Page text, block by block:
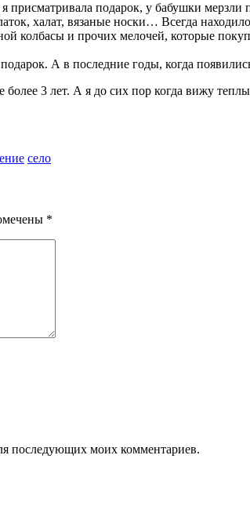
присматривала подарок, у бабушки
халат, вязаные носки… Всегда
колбасы и прочих мелочей, которые
А в последние годы, когда
более 3 лет. А я до сих пор когда вижу
село
*
последующих моих комментариев.